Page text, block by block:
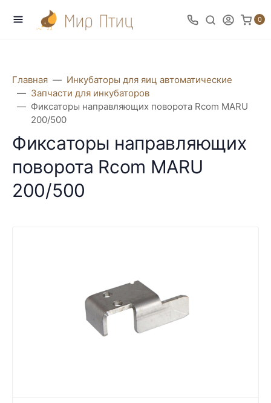
0
Главная
Инкубаторы для яиц автоматические
Запчасти для инкубаторов
Фиксаторы направляющих поворота Rcom MARU
200/500
Фиксаторы направляющих
поворота Rcom MARU
200/500